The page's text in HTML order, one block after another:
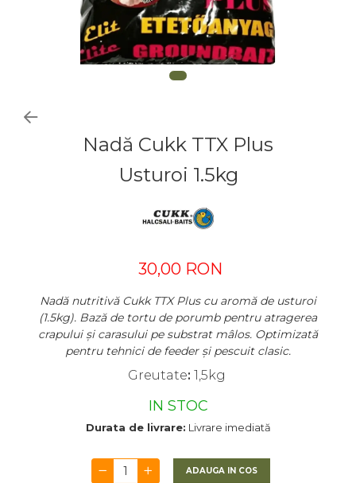
Nadă Cukk TTX Plus
Usturoi 1.5kg
30,00 RON
Nadă nutritivă Cukk TTX Plus cu aromă de usturoi
(1.5kg). Bază de tortu de porumb pentru atragerea
crapului și carasului pe substrat mâlos. Optimizată
pentru tehnici de feeder și pescuit clasic.
Greutate: 1,5kg
IN STOC
Durata de livrare: Livrare imediată
ADAUGA IN COS